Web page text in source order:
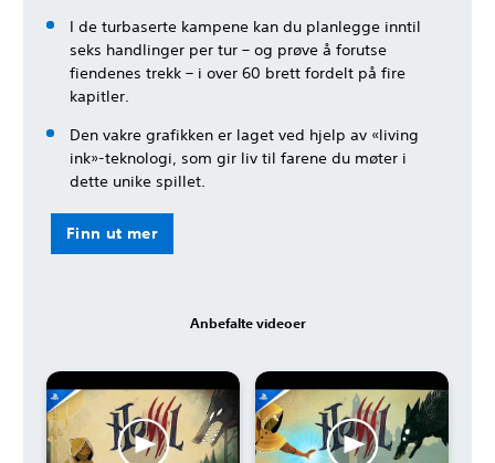
I de turbaserte kampene kan du planlegge inntil
seks handlinger per tur – og prøve å forutse
fiendenes trekk – i over 60 brett fordelt på fire
kapitler.
Den vakre grafikken er laget ved hjelp av «living
ink»-teknologi, som gir liv til farene du møter i
dette unike spillet.
Finn ut mer
Anbefalte videoer